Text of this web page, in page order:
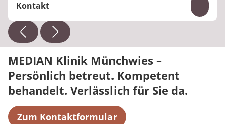
Kontakt
E-Mail:sarah.ross@median-kliniken.de
MEDIAN Klinik Münchwies –
Persönlich betreut. Kompetent
behandelt. Verlässlich für Sie da.
Zum Kontaktformular